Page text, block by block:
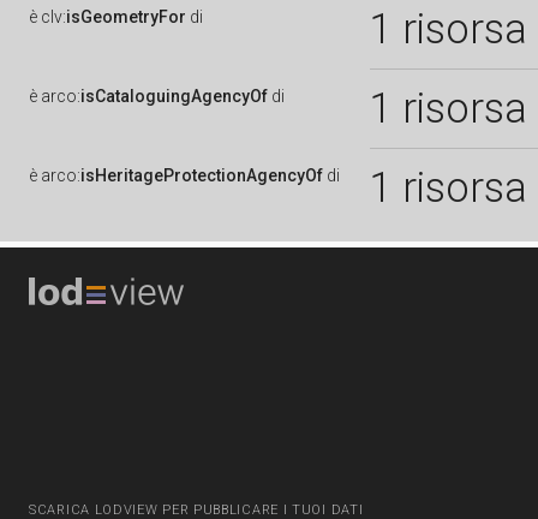
è clv:isGeometryFor di 1 risorsa
è arco:isCataloguingAgencyOf di 1 risorsa
è arco:isHeritageProtectionAgencyOf di 1 risorsa
SCARICA LODVIEW PER PUBBLICARE I TUOI DATI